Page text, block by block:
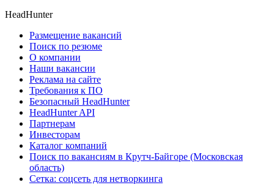
HeadHunter
Размещение вакансий
Поиск по резюме
О компании
Наши вакансии
Реклама на сайте
Требования к ПО
Безопасный HeadHunter
HeadHunter API
Партнерам
Инвесторам
Каталог компаний
Поиск по вакансиям в Крутч-Байгоре (Московская
область)
Сетка: соцсеть для нетворкинга